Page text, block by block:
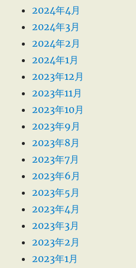
2024年4月
2024年3月
2024年2月
2024年1月
2023年12月
2023年11月
2023年10月
2023年9月
2023年8月
2023年7月
2023年6月
2023年5月
2023年4月
2023年3月
2023年2月
2023年1月